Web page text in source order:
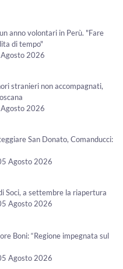
anno volontari in Perù. "Fare
di tempo"
2026
stranieri non accompagnati,
2026
San Donato, Comanducci:
Agosto 2026
Soci, a settembre la riapertura
Agosto 2026
Boni: “Regione impegnata sul
Agosto 2026